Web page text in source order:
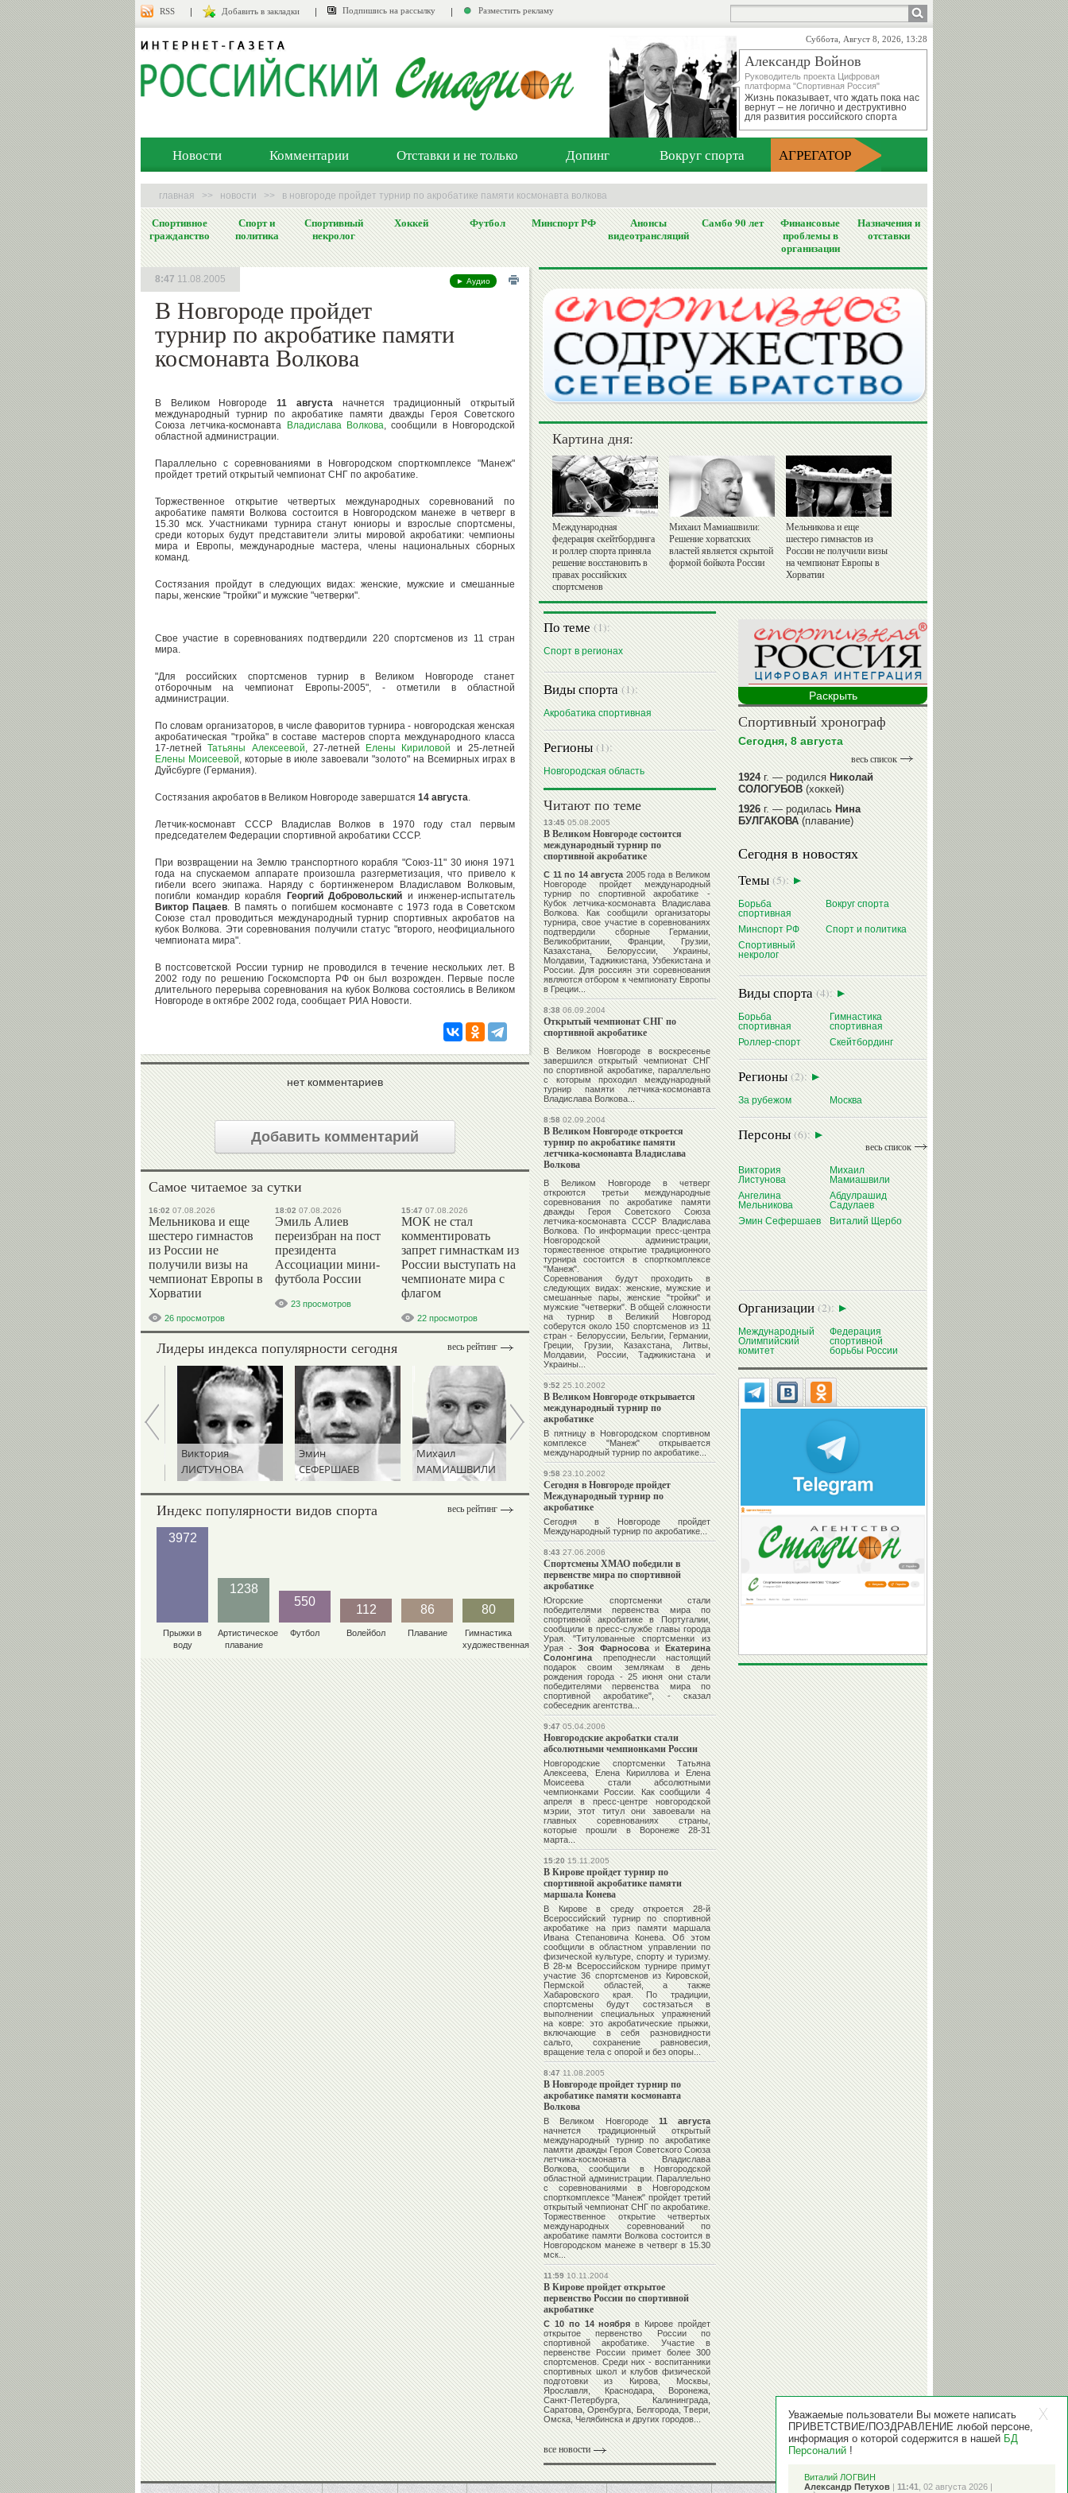
RSS Добавить в закладки Подпишись на рассылку Разместить рекламу
Суббота, Август 8, 2026, 13:28
Александр Войнов
Руководитель проекта Цифровая
платформа "Спортивная Россия"
Жизнь показывает, что ждать пока нас
вернут – не логично и деструктивно
для развития российского спорта
Новости Комментарии Отставки и не только Допинг Вокруг спорта АГРЕГАТОР
главная >> новости >> в новгороде пройдет турнир по акробатике памяти космонавта волкова
Спортивное
гражданство
Спорт и
политика
Спортивный
некролог
Хоккей Футбол Минспорт РФ
Анонсы
видеотрансляций
Самбо 90 лет
Финансовые
проблемы в
организации
Назначения и
отставки
► Аудио
В Новгороде пройдет
турнир по акробатике памяти
космонавта Волкова
8:47 11.08.2005
В Великом Новгороде11 августаначнется традиционный открытый
международный турнир по акробатике памяти дважды Героя Советского
Союза летчика-космонавта
Владислава Волкова, сообщили в Новгородской
областной администрации.
Параллельно с соревнованиями в Новгородском спорткомплексе "Манеж"
пройдет третий открытый чемпионат СНГ по акробатике.
Торжественное открытие четвертых международных соревнований по
акробатике памяти Волкова состоится в Новгородском манеже в четверг в
15.30 мск. Участниками турнира станут юниоры и взрослые спортсмены,
среди которых будут представители элиты мировой акробатики: чемпионы
мира и Европы, международные мастера, члены национальных сборных
команд.
Состязания пройдут в следующих видах: женские, мужские и смешанные
пары, женские "тройки" и мужские "четверки".
Свое участие в соревнованиях подтвердили 220 спортсменов из 11 стран
мира.
"Для российских спортсменов турнир в Великом Новгороде станет
отборочным на чемпионат Европы-2005", - отметили в областной
администрации.
По словам организаторов, в числе фаворитов турнира - новгородская женская
акробатическая "тройка" в составе мастеров спорта международного класса
17-летнейТатьяны Алексеевой, 27-летней Елены Кириловой
и 25-летней
Елены Моисеевой, которые в июле завоевали "золото" на Всемирных играх в
Дуйсбурге (Германия).
Состязания акробатов в Великом Новгороде завершатся 14 августа.
Летчик-космонавт СССР Владислав Волков в 1970 году стал первым
председателем Федерации спортивной акробатики СССР.
При возвращении на Землю транспортного корабля "Союз-11" 30 июня 1971
года на спускаемом аппарате произошла разгерметизация, что привело к
гибели всего экипажа. Наряду с бортинженером Владиславом Волковым,
погибли командир корабля
Георгий Добровольский и инженер-испытатель
Виктор Пацаев. В память о погибшем космонавте с 1973 года в Советском
Союзе стал проводиться международный турнир спортивных акробатов на
кубок Волкова. Эти соревнования получили статус "второго, неофициального
чемпионата мира".
В постсоветской России турнир не проводился в течение нескольких лет. В
2002 году по решению Госкомспорта РФ он был возрожден. Первые после
длительного перерыва соревнования на кубок Волкова состоялись в Великом
Новгороде в октябре 2002 года, сообщает РИА Новости.
нет комментариев
Добавить комментарий
Самое читаемое за сутки
16:02 07.08.2026
Мельникова и еще
шестеро гимнастов
из России не
получили визы на
чемпионат Европы в
Хорватии
26 просмотров
18:02 07.08.2026
Эмиль Алиев
переизбран на пост
президента
Ассоциации мини-
футбола России
23 просмотров
15:47 07.08.2026
МОК не стал
комментировать
запрет гимнасткам из
России выступать на
чемпионате мира с
флагом
22 просмотров
весь рейтинг
Лидеры индекса популярности сегодня
Виктория
ЛИСТУНОВА
Эмин
СЕФЕРШАЕВ
Михаил
МАМИАШВИЛИ
Ангелина
МЕЛЬНИКОВА
Виталий
ЩЕРБО
весь рейтинг
Индекс популярности видов спорта
3972
Прыжки в
воду
1238
Артистическое
плавание
550
Футбол
112
Волейбол
86
Плавание
80
Гимнастика
художественная
Картина дня:
Международная
федерация скейтбординга
и роллер спорта приняла
решение восстановить в
правах российских
спортсменов
Михаил Мамиашвили:
Решение хорватских
властей является скрытой
формой бойкота России
Мельникова и еще
шестеро гимнастов из
России не получили визы
на чемпионат Европы в
Хорватии
По теме(1):
Спорт в регионах
Виды спорта(1):
Акробатика спортивная
Регионы(1):
Новгородская область
Читают по теме
13:4505.08.2005
В Великом Новгороде состоится
международный турнир по
спортивной акробатике
С 11 по 14 августа2005 года в Великом
Новгороде пройдет международный
турнир по спортивной акробатике -
Кубок летчика-космонавта Владислава
Волкова. Как сообщили организаторы
турнира, свое участие в соревнованиях
подтвердили сборные Германии,
Великобритании, Франции, Грузии,
Казахстана, Белоруссии, Украины,
Молдавии, Таджикистана, Узбекистана и
России. Для россиян эти соревнования
являются отбором к чемпионату Европы
в Греции...
8:3806.09.2004
Открытый чемпионат СНГ по
спортивной акробатике
В Великом Новгороде в воскресенье
завершился открытый чемпионат СНГ
по спортивной акробатике, параллельно
с которым проходил международный
турнир памяти летчика-космонавта
Владислава Волкова...
8:5802.09.2004
В Великом Новгороде откроется
турнир по акробатике памяти
летчика-космонавта Владислава
Волкова
В Великом Новгороде в четверг
откроются третьи международные
соревнования по акробатике памяти
дважды Героя Советского Союза
летчика-космонавта СССР Владислава
Волкова. По информации пресс-центра
Новгородской администрации,
торжественное открытие традиционного
турнира состоится в спорткомплексе
"Манеж".
Соревнования будут проходить в
следующих видах: женские, мужские и
смешанные пары, женские "тройки" и
мужские "четверки". В общей сложности
на турнир в Великий Новгород
соберутся около 150 спортсменов из 11
стран - Белоруссии, Бельгии, Германии,
Греции, Грузии, Казахстана, Литвы,
Молдавии, России, Таджикистана и
Украины...
9:5225.10.2002
В Великом Новгороде открывается
международный турнир по
акробатике
В пятницу в Новгородском спортивном
комплексе "Манеж" открывается
международный турнир по акробатике...
9:5823.10.2002
Сегодня в Новгороде пройдет
Международный турнир по
акробатике
Сегодня в Новгороде пройдет
Международный турнир по акробатике...
8:4327.06.2006
Спортсмены ХМАО победили в
первенстве мира по спортивной
акробатике
Югорские спортсменки стали
победителями первенства мира по
спортивной акробатике в Португалии,
сообщили в пресс-службе главы города
Урая. "Титулованные спортсменки из
Урая -Зоя ФарносоваиЕкатерина
Солонгинапреподнесли настоящий
подарок своим землякам в день
рождения города - 25 июня они стали
победителями первенства мира по
спортивной акробатике", - сказал
собеседник агентства...
9:4705.04.2006
Новгородские акробатки стали
абсолютными чемпионками России
Новгородские спортсменкиТатьяна
Алексеева,Елена КирилловаиЕлена
Моисеевастали абсолютными
чемпионками России. Как сообщили 4
апреля в пресс-центре новгородской
мэрии, этот титул они завоевали на
главных соревнованиях страны,
которые прошли в Воронеже 28-31
марта...
15:2015.11.2005
В Кирове пройдет турнир по
спортивной акробатике памяти
маршала Конева
В Кирове в среду откроется 28-й
Всероссийский турнир по спортивной
акробатике на приз памяти маршала
Ивана Степановича Конева. Об этом
сообщили в областном управлении по
физической культуре, спорту и туризму.
В 28-м Всероссийском турнире примут
участие 36 спортсменов из Кировской,
Пермской областей, а также
Хабаровского края. По традиции,
спортсмены будут состязаться в
выполнении специальных упражнений
на ковре: это акробатические прыжки,
включающие в себя разновидности
сальто, сохранение равновесия,
вращение тела с опорой и без опоры...
8:4711.08.2005
В Новгороде пройдет турнир по
акробатике памяти космонавта
Волкова
В Великом Новгороде11 августа
начнется традиционный открытый
международный турнир по акробатике
памяти дважды Героя Советского Союза
летчика-космонавтаВладислава
Волкова, сообщили в Новгородской
областной администрации. Параллельно
с соревнованиями в Новгородском
спорткомплексе "Манеж" пройдет третий
открытый чемпионат СНГ по акробатике.
Торжественное открытие четвертых
международных соревнований по
акробатике памяти Волкова состоится в
Новгородском манеже в четверг в 15.30
мск...
11:5910.11.2004
В Кирове пройдет открытое
первенство России по спортивной
акробатике
С 10 по 14 ноябряв Кирове пройдет
открытое первенство России по
спортивной акробатике. Участие в
первенстве России примет более 300
спортсменов. Среди них - воспитанники
спортивных школ и клубов физической
подготовки из Кирова, Москвы,
Ярославля, Краснодара, Воронежа,
Санкт-Петербурга, Калининграда,
Саратова, Оренбурга, Белгорода, Твери,
Омска, Челябинска и других городов...
все новости
Раскрыть
Спортивный хронограф
Сегодня, 8 августа
весь список
1924г. — родилсяНиколай
СОЛОГУБОВ(хоккей)
1926г. — родиласьНина
БУЛГАКОВА(плавание)
1941г. — родиласьРавиля
ПРОКОПЕНКО (САЛИМОВА)
(баскетбол)
1964г. — родилсяНиколай
ЖУРАВСКИЙ(гребля на байдарках
и каноэ)
1964г. — родилсяЮрий ХМЫЛЕВ
(хоккей)
читать далее
Сегодня в новостях
Темы(5):
Борьба
спортивная
Вокруг спорта
Минспорт РФ
Спорт и политика
Спортивный
некролог
Виды спорта(4):
Борьба
спортивная
Гимнастика
спортивная
Роллер-спорт
Скейтбординг
Регионы(2):
За рубежом Москва
Персоны(6):
весь список
Виктория
Листунова
Михаил
Мамиашвили
Ангелина
Мельникова
Абдулрашид
Садулаев
Эмин Сефершаев
Виталий Щербо
Организации(2):
Международный
Олимпийский
комитет
Федерация
спортивной
борьбы России
Уважаемые пользователи Вы можете написать
ПРИВЕТСТВИЕ/ПОЗДРАВЛЕНИЕ любой персоне,
информация о которой содержится в нашей БД
Персоналий !
Виталий ЛОГВИН
Александр Петухов | 11:41 , 02 августа 2026 |